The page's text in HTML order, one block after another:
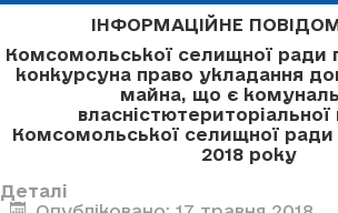
ІНФОРМАЦІЙНЕ
Комсомольської селищної ради
конкурсуна право укладання
майна, що є
власністю
Комсомольської селищної ради
2018 року
Деталі